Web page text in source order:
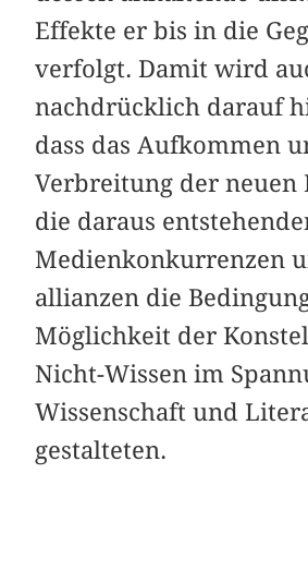
Effekte er bis in die
verfolgt. Damit wird
nachdrücklich darauf
dass das Aufkommen
Verbreitung der neuen
die daraus
Medienkonkurrenzen
allianzen die
Möglichkeit der
Nicht-Wissen im
Wissenschaft und
gestalteten.